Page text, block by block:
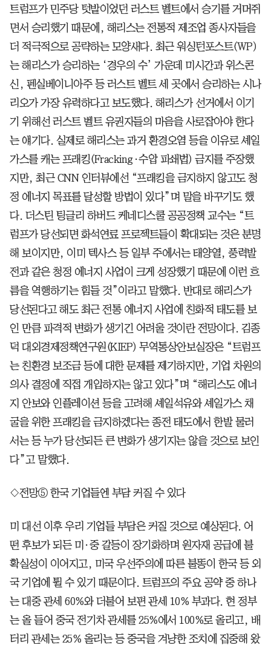
트럼프가 민주당 텃밭이었던 러스트 벨트에서 승기를 거머쥐
면서 승리했기 때문에, 해리스는 전통적 제조업 종사자들을
더 적극적으로 공략하는 모양새다. 최근 워싱턴포스트(WP)
는 해리스가 승리하는 ‘경우의 수’ 가운데 미시간과 위스콘
신, 펜실베이니아주 등 러스트 벨트 세 곳에서 승리하는 시나
리오가 가장 유력하다고 보도했다. 해리스가 선거에서 이기
기 위해선 러스트 벨트 유권자들의 마음을 사로잡아야 한다
는 얘기다. 실제로 해리스는 과거 환경오염 등을 이유로 셰일
가스를 캐는 프래킹(Fracking·수압 파쇄법) 금지를 주장했
지만, 최근 CNN 인터뷰에선 “프래킹을 금지하지 않고도 청
정 에너지 목표를 달성할 방법이 있다”며 말을 바꾸기도 했
다. 더스틴 팅글리 하버드 케네디스쿨 공공정책 교수는 “트
럼프가 당선되면 화석연료 프로젝트들이 확대되는 것은 분명
해 보이지만, 이미 텍사스 등 일부 주에서는 태양열, 풍력발
전과 같은 청정 에너지 사업이 크게 성장했기 때문에 이런 흐
름을 역행하기는 힘들 것”이라고 말했다. 반대로 해리스가
당선된다고 해도 최근 전통 에너지 사업에 친화적 태도를 보
인 만큼 파격적 변화가 생기긴 어려울 것이란 전망이다. 김종
덕 대외경제정책연구원(KIEP) 무역통상안보실장은 “트럼프
는 친환경 보조금 등에 대한 문제를 제기하지만, 기업 차원의
의사 결정에 직접 개입하지는 않고 있다”며 “해리스도 에너
지 안보와 인플레이션 등을 고려해 셰일석유와 셰일가스 채
굴을 위한 프래킹을 금지하겠다는 종전 태도에서 한발 물러
서는 등 누가 당선되든 큰 변화가 생기지는 않을 것으로 보인
다”고 말했다.
◇전망⑤ 한국 기업들엔 부담 커질 수 있다
미 대선 이후 우리 기업들 부담은 커질 것으로 예상된다. 어
떤 후보가 되든 미·중 갈등이 장기화하며 원자재 공급에 불
확실성이 이어지고, 미국 우선주의에 따른 불똥이 한국 등 외
국 기업에 튈 수 있기 때문이다. 트럼프의 주요 공약 중 하나
는 대중 관세 60%와 더불어 보편 관세 10% 부과다. 현 정부
는 올 들어 중국 전기차 관세를 25%에서 100%로 올리고, 배
터리 관세는 25% 올리는 등 중국을 겨냥한 조치에 집중해 왔